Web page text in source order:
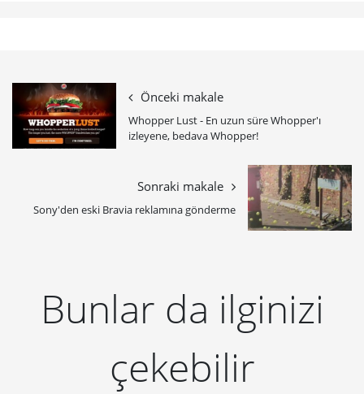
Önceki makale
Whopper Lust - En uzun süre Whopper'ı
izleyene, bedava Whopper!
Sonraki makale
Sony'den eski Bravia reklamına gönderme
Bunlar da ilginizi
çekebilir